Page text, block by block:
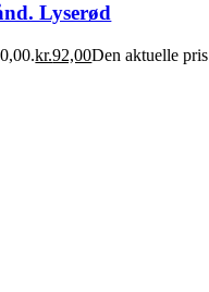
Lyserød
kr.92,00Den aktuelle pris